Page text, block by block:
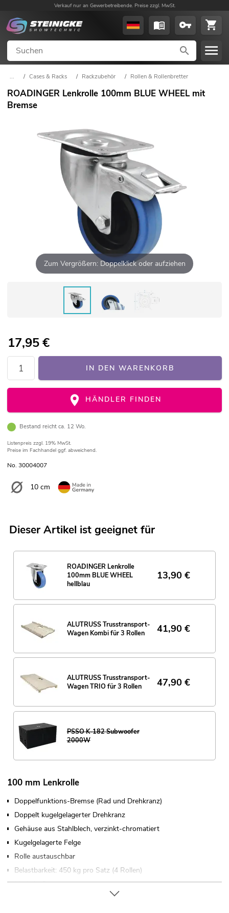
Verkauf nur an Gewerbetreibende. Preise zzgl. MwSt.
... / Cases & Racks / Rackzubehör / Rollen & Rollenbretter
ROADINGER Lenkrolle 100mm BLUE WHEEL mit
Bremse
Zum Vergrößern: Doppelklick oder aufziehen
17,95€
IN DEN WARENKORB
HÄNDLER FINDEN
Bestand reicht ca. 12 Wo.
Listenpreis zzgl. 19% MwSt.
Preise im Fachhandel ggf. abweichend.
No. 30004007
10 cm
Dieser Artikel ist geeignet für
ROADINGER Lenkrolle
100mm BLUE WHEEL
hellblau
13,90 €
ALUTRUSS Trusstransport-
Wagen Kombi für 3 Rollen
41,90 €
ALUTRUSS Trusstransport-
Wagen TRIO für 3 Rollen
47,90 €
PSSO K-182 Subwoofer
2000W
100 mm Lenkrolle
Doppelfunktions-Bremse (Rad und Drehkranz)
Doppelt kugelgelagerter Drehkranz
Gehäuse aus Stahlblech, verzinkt-chromatiert
Kugelgelagerte Felge
Rolle austauschbar
Belastbarkeit: 450 kg pro Satz (4 Rollen)
Made in Germany
Weiterführende Informationen zu diesem Produkt finden Sie